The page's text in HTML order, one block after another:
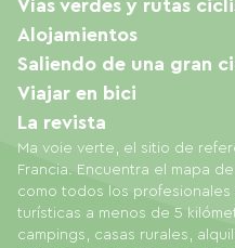
Ma voie verte, el sitio de
Francia. Encuentra el mapa
como todos los
turísticas a menos de 5
campings, casas rurales,
Vías verdes y rutas
Alojamientos
Saliendo de una gran
Viajar en bici
La revista